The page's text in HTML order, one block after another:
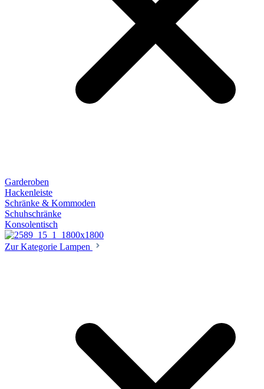
Garderoben
Hackenleiste
Schränke & Kommoden
Schuhschränke
Konsolentisch
Zur Kategorie Lampen